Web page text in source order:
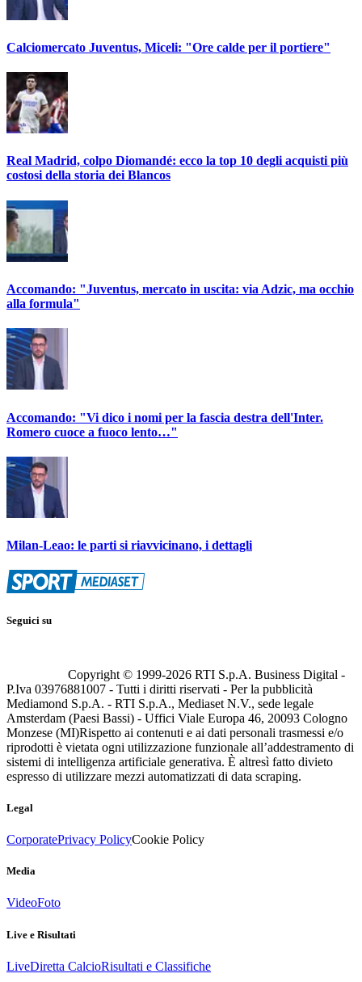
Calciomercato Juventus, Miceli: "Ore calde per il portiere"
Real Madrid, colpo Diomandé: ecco la top 10 degli acquisti più
costosi della storia dei Blancos
Accomando: "Juventus, mercato in uscita: via Adzic, ma occhio
alla formula"
Accomando: "Vi dico i nomi per la fascia destra dell'Inter.
Romero cuoce a fuoco lento…"
Milan-Leao: le parti si riavvicinano, i dettagli
Seguici su
Copyright © 1999-2026 RTI S.p.A. Business Digital -
P.Iva 03976881007 - Tutti i diritti riservati - Per la pubblicità
Mediamond S.p.A. - RTI S.p.A., Mediaset N.V., sede legale
Amsterdam (Paesi Bassi) - Uffici Viale Europa 46, 20093 Cologno
Monzese (MI)Rispetto ai contenuti e ai dati personali trasmessi e/o
riprodotti è vietata ogni utilizzazione funzionale all’addestramento di
sistemi di intelligenza artificiale generativa. È altresì fatto divieto
espresso di utilizzare mezzi automatizzati di data scraping.
Legal
CorporatePrivacy PolicyCookie Policy
Media
VideoFoto
Live e Risultati
LiveDiretta CalcioRisultati e Classifiche